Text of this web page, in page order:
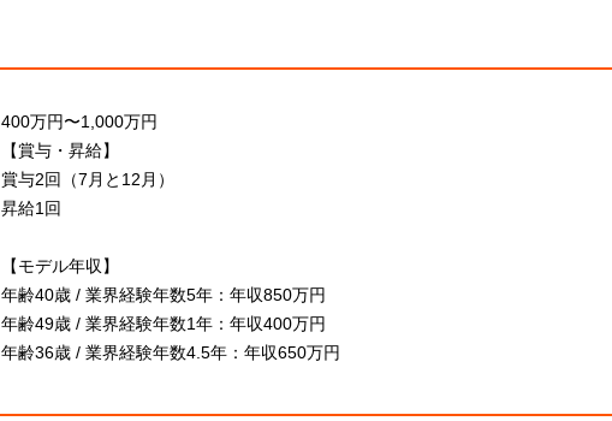
400万円〜1,000万円
【賞与・昇給】
賞与2回（7月と12月）
昇給1回
【モデル年収】
年齢40歳 / 業界経験年数5年：年収850万円
年齢49歳 / 業界経験年数1年：年収400万円
年齢36歳 / 業界経験年数4.5年：年収650万円